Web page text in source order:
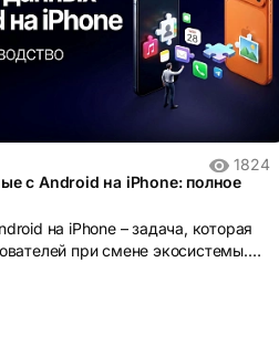
1824
с Android на iPhone: полное
на iPhone – задача, которая
при смене экосистемы.